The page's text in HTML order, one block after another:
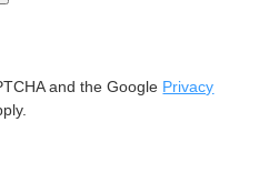
and the Google Privacy